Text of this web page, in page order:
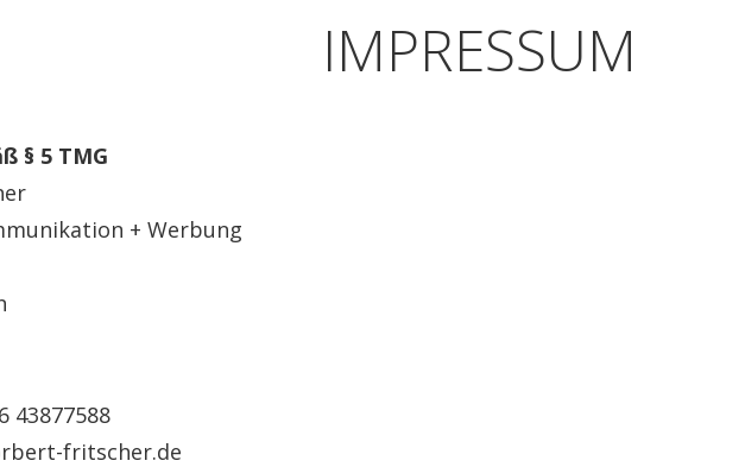
IMPRESSUM
§ 5 TMG
+ Werbung
43877588
fritscher.de